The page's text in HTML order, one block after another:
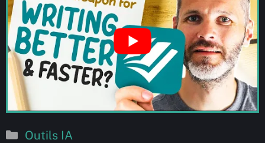
Catégories
Outils IA